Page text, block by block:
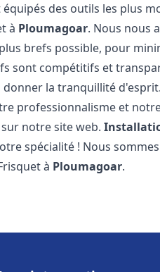
des outils les plus
à Ploumagoar. Nous nous
brefs possible, pour
sont compétitifs et
la tranquillité
professionnalisme et
sur notre site web.
spécialité ! Nous
à Ploumagoar.